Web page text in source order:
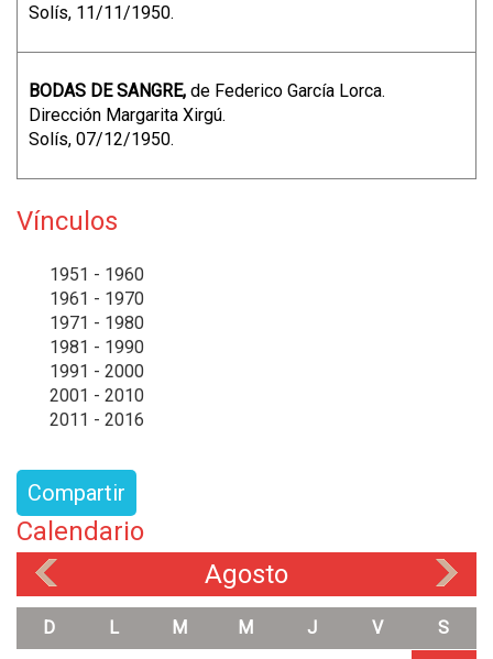
Solís, 11/11/1950.
BODAS DE SANGRE, de Federico García Lorca.
Dirección Margarita Xirgú.
Solís, 07/12/1950.
Vínculos
1951 - 1960
1961 - 1970
1971 - 1980
1981 - 1990
1991 - 2000
2001 - 2010
2011 - 2016
Compartir
Calendario
Agosto
D L M M J V S